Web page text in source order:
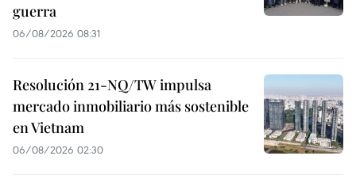
guerra
06/08/2026 08:31
Resolución 21-NQ/TW impulsa
mercado inmobiliario más sostenible
en Vietnam
06/08/2026 02:30